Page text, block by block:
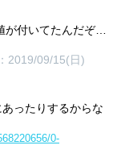
が付いてたんだぞ…
：2019/09/15(日)
ったりするからな
0-